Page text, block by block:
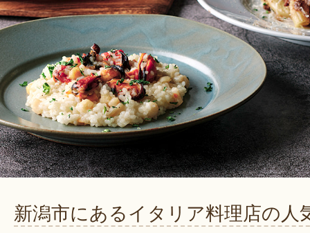
新潟市にあるイタリア料理店の人